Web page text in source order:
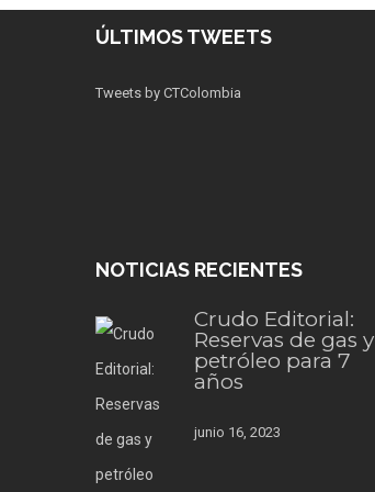
ÚLTIMOS TWEETS
Tweets by CTColombia
NOTICIAS RECIENTES
Crudo Editorial:
Reservas de gas y
petróleo para 7
años
junio 16, 2023